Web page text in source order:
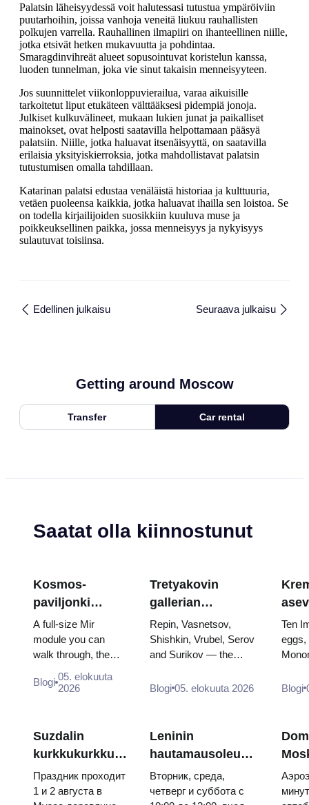
Palatsin läheisyydessä voit halutessasi tutustua ympäröiviin
puutarhoihin, joissa vanhoja veneitä liukuu rauhallisten
polkujen varrella. Rauhallinen ilmapiiri on ihanteellinen niille,
jotka etsivät hetken mukavuutta ja pohdintaa.
Smaragdinvihreät alueet sopusointuvat koristelun kanssa,
luoden tunnelman, joka vie sinut takaisin menneisyyteen.
Jos suunnittelet viikonloppuvierailua, varaa aikuisille
tarkoitetut liput etukäteen välttääksesi pidempiä jonoja.
Julkiset kulkuvälineet, mukaan lukien junat ja paikalliset
mainokset, ovat helposti saatavilla helpottamaan pääsyä
palatsiin. Niille, jotka haluavat itsenäisyyttä, on saatavilla
erilaisia yksityiskierroksia, jotka mahdollistavat palatsin
tutustumisen omalla tahdillaan.
Katarinan palatsi edustaa venäläistä historiaa ja kulttuuria,
vetäen puoleensa kaikkia, jotka haluavat ihailla sen loistoa. Se
on todella kirjailijoiden suosikkiin kuuluva muse ja
poikkeuksellinen paikka, jossa menneisyys ja nykyisyys
sulautuvat toisiinsa.
Edellinen julkaisu Seuraava julkaisu
Getting around Moscow
Transfer Car rental
Saatat olla kiinnostunut
Kosmos-
paviljonki
VDNKh:ssa:
Venäjän suurin
avaruusnäyttely
A full-size Mir
module you can
walk through, the
model, scorched
flight...
Blogi 05. elokuuta
2026
Tretyakovin
gallerian
mestariteokset:
Maalaukset,
joiden takia
suunnitelmia
Repin, Vasnetsov,
Shishkin, Vrubel, Serov
and Surikov — the
where they hang, and
Blogi 05. elokuuta 2026
Ten
eggs,
and
Blogi
Suzdalin
kurkkukurkku-
päivä 2026:
liput,
Праздник проходит
1 и 2 августа в
Leninin
hautamausoleumi:
aukioloajat,
sisäänpääsy ja
Вторник, среда,
четверг и суббота с